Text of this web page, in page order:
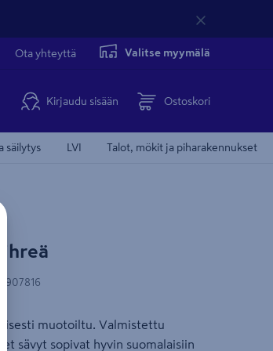
Ota yhteyttä Valitse myymälä
Kirjaudu sisään Ostoskori
säilytys LVI Talot, mökit ja piharakennukset
muotoiltu. Valmistettu
sävyt sopivat hyvin suomalaisiin